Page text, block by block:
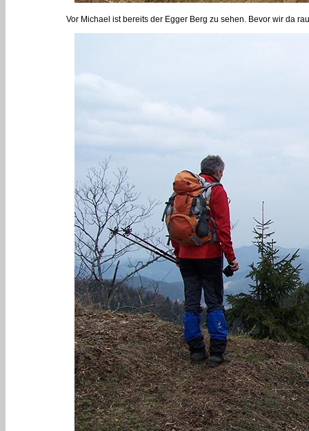
Vor Michael ist bereits der Egger Berg zu sehen. Bevor wir da